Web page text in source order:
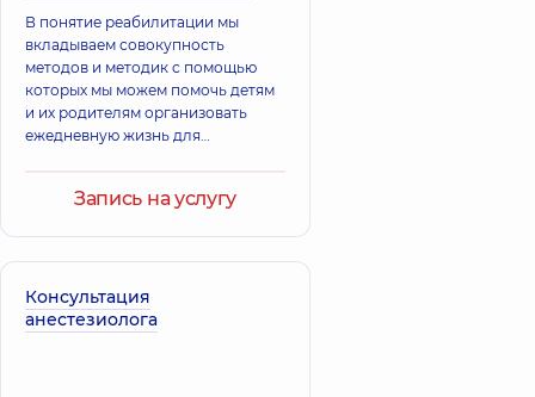
В понятие реабилитации мы
вкладываем совокупность
методов и методик с помощью
которых мы можем помочь детям
и их родителям организовать
ежедневную жизнь для
направленных на улучшение
Запись на услугу
Консультация
анестезиолога